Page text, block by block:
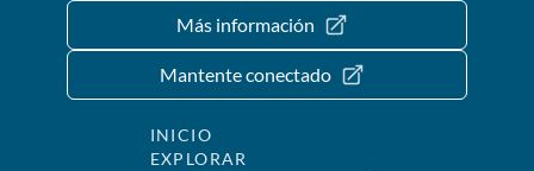
Más información
Mantente conectado
INICIO
EXPLORAR